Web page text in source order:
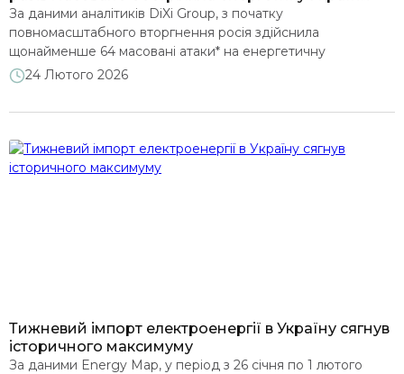
За даними аналітиків DiXi Group, з початку
повномасштабного вторгнення росія здійснила
щонайменше 64 масовані атаки* на енергетичну
інфраструктуру України. Під час цих обстрілів було
тисячі ракет різних типів – від крилатих, які
перехоплення яких є найскладнішим для систем ППО.
Оцінка базується на унікальному […]
24 Лютого 2026
Тижневий імпорт електроенергії в Україну сягнув
історичного максимуму
За даними Energy Map, у період з 26 січня по 1 лютого